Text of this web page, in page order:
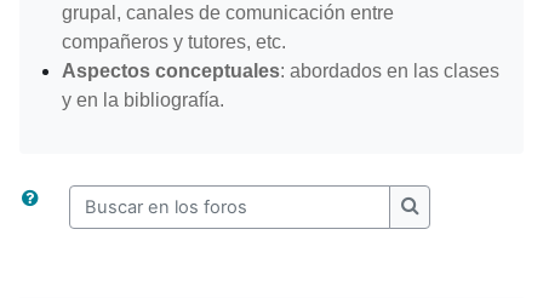
grupal, canales de comunicación entre
compañeros y tutores, etc.
Aspectos conceptuales: abordados en las clases
y en la bibliografía.
Buscar en los foros
Buscar en los